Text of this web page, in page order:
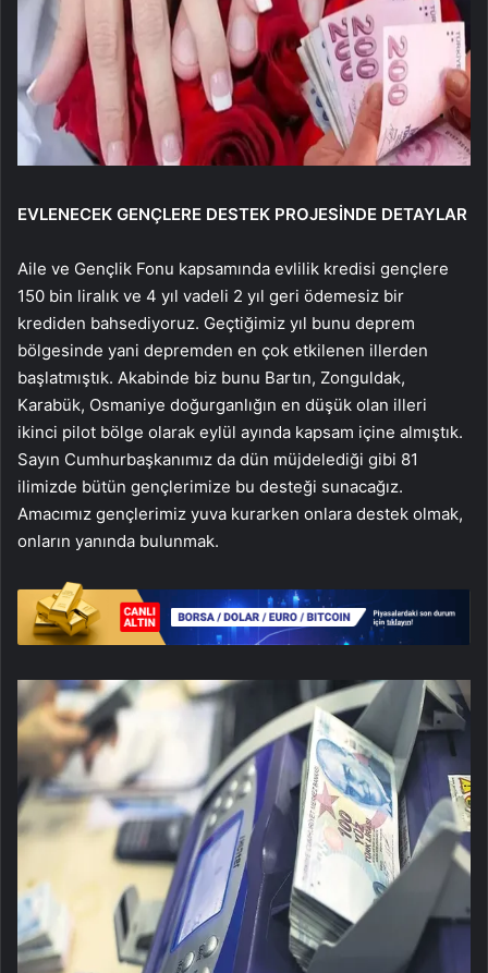
EVLENECEK GENÇLERE DESTEK PROJESİNDE DETAYLAR
Aile ve Gençlik Fonu kapsamında evlilik kredisi gençlere
150 bin liralık ve 4 yıl vadeli 2 yıl geri ödemesiz bir
krediden bahsediyoruz. Geçtiğimiz yıl bunu deprem
bölgesinde yani depremden en çok etkilenen illerden
başlatmıştık. Akabinde biz bunu Bartın, Zonguldak,
Karabük, Osmaniye doğurganlığın en düşük olan illeri
ikinci pilot bölge olarak eylül ayında kapsam içine almıştık.
Sayın Cumhurbaşkanımız da dün müjdelediği gibi 81
ilimizde bütün gençlerimize bu desteği sunacağız.
Amacımız gençlerimiz yuva kurarken onlara destek olmak,
onların yanında bulunmak.